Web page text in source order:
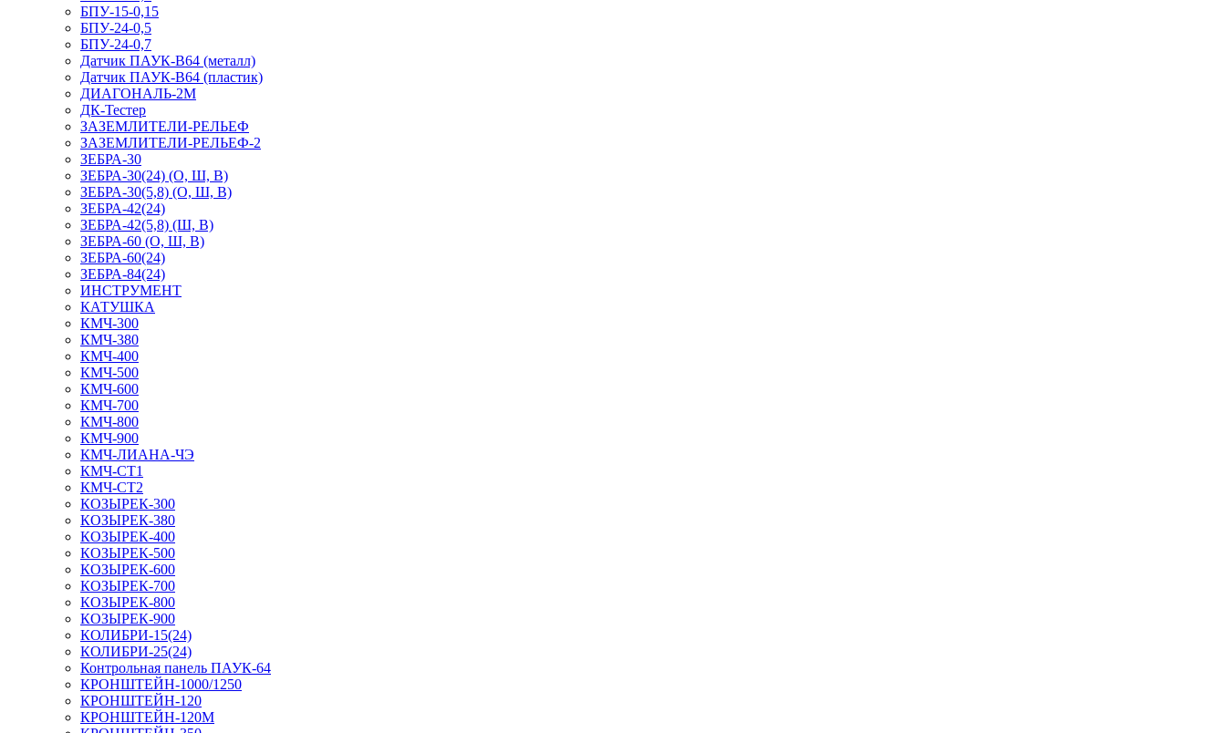
БПУ-15-0,15
БПУ-24-0,5
БПУ-24-0,7
Датчик ПАУК-В64 (металл)
Датчик ПАУК-В64 (пластик)
ДИАГОНАЛЬ-2М
ДК-Тестер
ЗАЗЕМЛИТЕЛИ-РЕЛЬЕФ
ЗАЗЕМЛИТЕЛИ-РЕЛЬЕФ-2
ЗЕБРА-30
ЗЕБРА-30(24) (О, Ш, В)
ЗЕБРА-30(5,8) (О, Ш, В)
ЗЕБРА-42(24)
ЗЕБРА-42(5,8) (Ш, В)
ЗЕБРА-60 (О, Ш, В)
ЗЕБРА-60(24)
ЗЕБРА-84(24)
ИНСТРУМЕНТ
КАТУШКА
КМЧ-300
КМЧ-380
КМЧ-400
КМЧ-500
КМЧ-600
КМЧ-700
КМЧ-800
КМЧ-900
КМЧ-ЛИАНА-ЧЭ
КМЧ-СТ1
КМЧ-СТ2
КОЗЫРЕК-300
КОЗЫРЕК-380
КОЗЫРЕК-400
КОЗЫРЕК-500
КОЗЫРЕК-600
КОЗЫРЕК-700
КОЗЫРЕК-800
КОЗЫРЕК-900
КОЛИБРИ-15(24)
КОЛИБРИ-25(24)
Контрольная панель ПАУК-64
КРОНШТЕЙН-1000/1250
КРОНШТЕЙН-120
КРОНШТЕЙН-120М